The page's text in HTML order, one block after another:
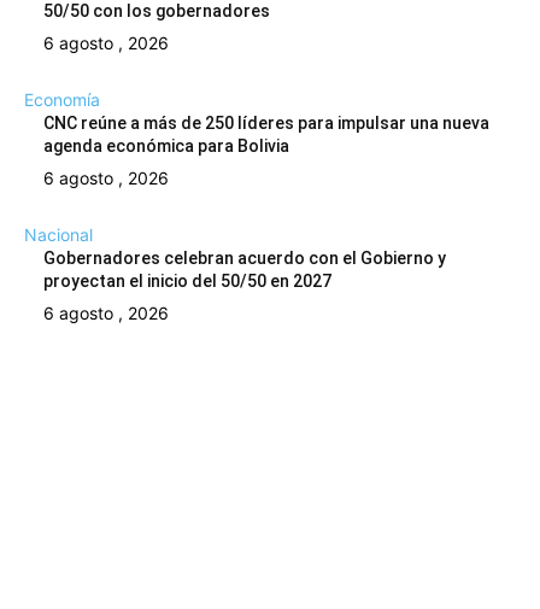
50/50 con los gobernadores
6 agosto , 2026
Economía
CNC reúne a más de 250 líderes para impulsar una nueva
agenda económica para Bolivia
6 agosto , 2026
Nacional
Gobernadores celebran acuerdo con el Gobierno y
proyectan el inicio del 50/50 en 2027
6 agosto , 2026